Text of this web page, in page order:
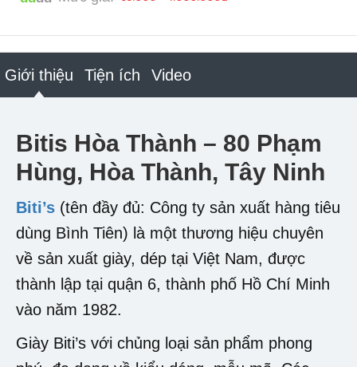
Giới thiệu Tiện ích Video
Bitis Hòa Thành – 80 Phạm
Hùng, Hòa Thành, Tây Ninh
Biti’s (tên đầy đủ: Công ty sản xuất hàng tiêu
dùng Bình Tiên) là một thương hiệu chuyên
về sản xuất giày, dép tại Việt Nam, được
thành lập tại quận 6, thành phố Hồ Chí Minh
vào năm 1982.
Giày Biti’s với chủng loại sản phẩm phong